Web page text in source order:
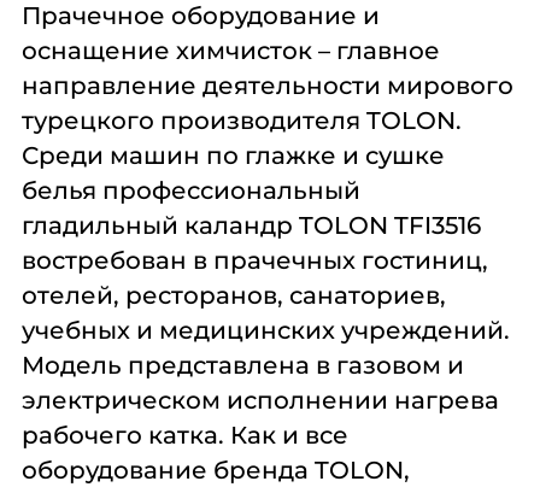
Прачечное оборудование и
оснащение химчисток – главное
направление деятельности мирового
турецкого производителя TOLON.
Среди машин по глажке и сушке
белья профессиональный
гладильный каландр TOLON TFI3516
востребован в прачечных гостиниц,
отелей, ресторанов, санаториев,
учебных и медицинских учреждений.
Модель представлена в газовом и
электрическом исполнении нагрева
рабочего катка. Как и все
оборудование бренда TOLON,